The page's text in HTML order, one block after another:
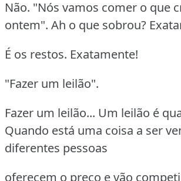
Não. "Nós vamos comer o que
ontem". Ah o que sobrou?
É os restos. Exatamente!
"Fazer um leilão".
Fazer um leilão... Um leilão é
Quando está uma coisa a ser
diferentes pessoas
oferecem o preço e vão